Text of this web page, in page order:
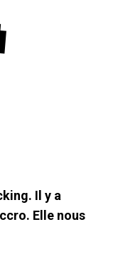
Il y a
Elle nous